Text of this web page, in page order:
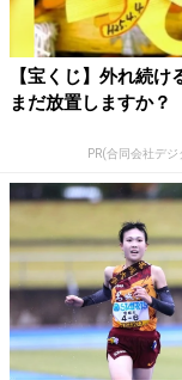
【宝くじ】外れ続け
まだ放置しますか？
PR(合同会社デ